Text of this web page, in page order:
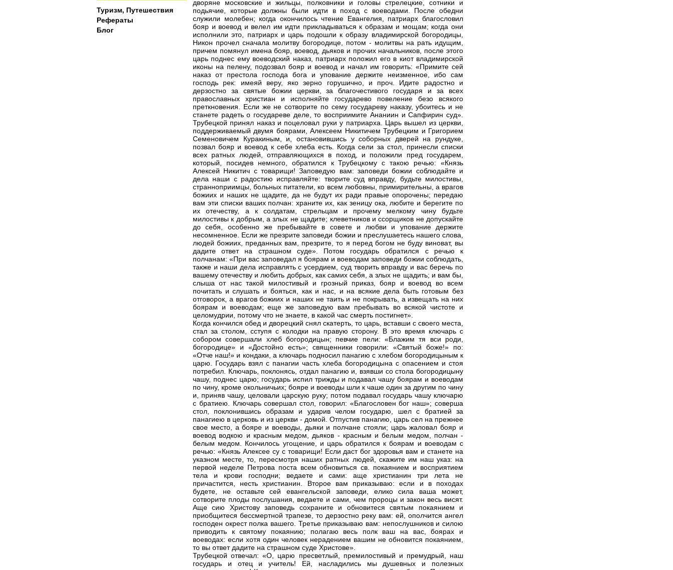
Туризм, Путешествия
Рефераты
Блог
дворяне московские и жильцы, полковники и головы стрелецкие, сотники и
подьячие, которые должны были идти в поход с воеводами. После обедни
служили молебен; когда окончилось чтение Евангелия, патриарх благословил
бояр и воевод и велел им идти прикладываться к образам и мощам; когда они
исполнили это, патриарх и царь подошли к образу владимирской богородицы,
Никон прочел сначала молитву богородице, потом - молитвы на рать идущим,
причем помянул имена бояр, воевод, дьяков и прочих начальников, после этого
царь поднес ему воеводский наказ, патриарх положил его в киот владимирской
иконы на пелену, подозвал бояр и воевод и начал им говорить: «Примите сей
наказ от престола господа бога и упование держите неизменное, ибо сам
господь рек: имеяй веру, яко зерно горушично, и проч. Идите радостно и
дерзостно за святые божии церкви, за благочестивого государя и за всех
православных христиан и исполняйте государево повеление безо всякого
преткновения. Если же не сотворите по сему государеву наказу, убоитесь и не
станете радеть о государеве деле, то восприимите Ананиин и Сапфирин суд».
Трубецкой принял наказ и поцеловал руки у патриарха. Царь вышел из церкви,
поддерживаемый двумя боярами, Алексеем Никитичем Трубецким и Григорием
Семеновичем Куракиным, и, остановившись у соборных дверей на рундуке,
позвал бояр и воевод к себе хлеба есть. Когда сели за стол, принесли списки
всех ратных людей, отправляющихся в поход, и положили пред государем,
который, посидев немного, обратился к Трубецкому с такою речью: «Князь
Алексей Никитич с товарищи! Заповедую вам: заповеди божии соблюдайте и
дела наши с радостию исправляйте: творите суд вправду, будьте милостивы,
странноприимцы, больных питатели, ко всем любовны, примирительны, а врагов
божиих и наших не щадите, да не будут их ради правые опорочены; передаю
вам эти списки ваших полчан: храните их, как зеницу ока, любите и берегите по
их отечеству, а к солдатам, стрельцам и прочему мелкому чину будьте
милостивы к добрым, а злых не щадите; клеветников и ссорщиков не допускайте
до себя, особенно же пребывайте в совете и любви и упование держите
несомненное. Если же презрите заповеди божии и преслушаетесь нашего слова,
людей божиих, преданных вам, презрите, то я перед богом не буду виноват, вы
дадите ответ на страшном суде». Потом государь обратился с речью к
полчанам: «При вас заповедал я боярам и воеводам заповеди божии соблюдать,
также и наши дела исправлять с усердием, суд творить вправду и вас беречь по
вашему отечеству и любить добрых, как самих себя, а злых не щадить; и вам бы,
слыша от нас такой милостивый и грозный приказ, бояр и воевод во всем
почитать и слушать и бояться, как и нас, и на всякие дела быть готовым без
отговорок, а врагов божиих и наших не таить и не покрывать, а извещать на них
боярам и воеводам; еще же заповедую вам пребывать во всякой чистоте и
целомудрии, потому что не знаете, в какой час смерть постигнет».
Когда кончился обед и дворецкий снял скатерть, то царь, вставши с своего места,
стал за столом, сступя с колодки на правую сторону. В это время ключарь с
собором совершали хлеб богородицын; певчие пели: «Блажим тя вси роди,
богородице» и «Достойно есть»; священники говорили: «Святый боже!» по:
«Отче наш!» и кондаки, а ключарь подносил панагию с хлебом богородицыным к
царю. Государь взял с панагии часть хлеба богородицына с опасением и стоя
потребил. Ключарь, поклонясь, отдал панагию и, взявши со стола богородицыну
чашу, поднес царю; государь испил трижды и подавал чашу боярам и воеводам
по чину, кроме окольничьих; бояре и воеводы шли к чаше один за другим по чину
и, приняв чашу, целовали царскую руку; потом подавал государь чашу ключарю
с братиею. Ключарь совершал стол, говорил: «Благословен бог наш»; соверша
стол, поклонившись образам и ударив челом государю, шел с братией за
панагиею в церковь и из церкви - домой. Отпустив панагию, царь сел на прежнее
свое место, а бояре и воеводы, дьяки и полчане стояли; царь жаловал бояр и
воевод водкою и красным медом, дьяков - красным и белым медом, полчан -
белым медом. Кончилось угощение, и царь обратился к боярам и воеводам с
речью: «Князь Алексее су с товарищи! Если даст бог здоровья вам и станете на
указном месте, то, пересмотря наших ратных людей, скажите им наш указ: на
первой неделе Петрова поста всем обновиться св. покаянием и восприятием
тела и крови господни; ведаете и сами: аще христианин три лета не
причастится, несть христианин. Второе вам приказываю: если и в походах
будете, не оставьте сей евангельской заповеди, елико сила ваша может,
сотворите плоды послушания, ведаете и сами, чем пророцы и закон весь висят.
Аще сию Христову заповедь сохраните и обновитеся святым покаянием и
приобщитеся бессмертной трапезе, то дерзостно реку вам: ей, ополчится ангел
господен окрест полка вашего. Третье приказываю вам: непослушников и силою
приводить к святому покаянию; полагаю весь полк ваш на вас, боярах и
воеводах: если хотя один человек нерадением вашим не обновится покаянием,
то вы ответ дадите на страшном суде Христове».
Трубецкой отвечал: «О, царю пресветлый, премилостивый и премудрый, наш
государь и отец и учитель! Ей, насладились мы душевных и полезных